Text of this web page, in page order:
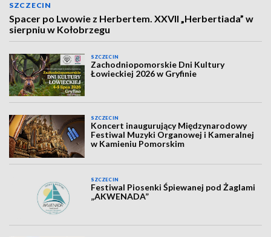
SZCZECIN
Spacer po Lwowie z Herbertem. XXVII „Herbertiada” w
sierpniu w Kołobrzegu
SZCZECIN
Zachodniopomorskie Dni Kultury
Łowieckiej 2026 w Gryfinie
SZCZECIN
Koncert inaugurujący Międzynarodowy
Festiwal Muzyki Organowej i Kameralnej
w Kamieniu Pomorskim
SZCZECIN
Festiwal Piosenki Śpiewanej pod Żaglami
„AKWENADA”